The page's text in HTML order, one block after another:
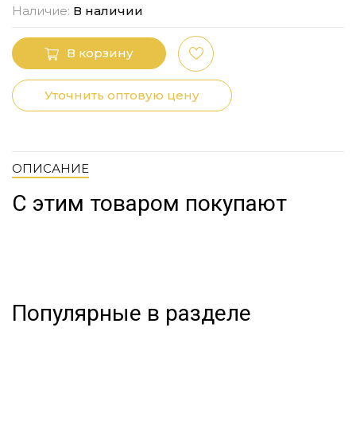
Наличие: В наличии
В корзину
Уточнить оптовую цену
ОПИСАНИЕ
С этим товаром покупают
Популярные в разделе